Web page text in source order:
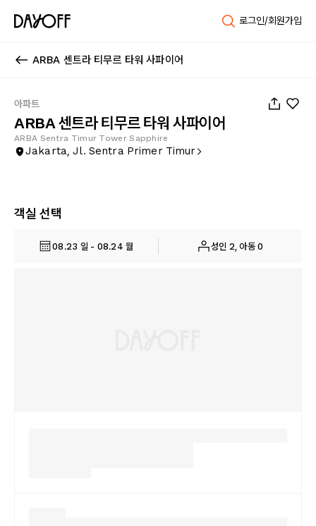
로그인/회원가입
ARBA 센트라 티무르 타워 사파이어
아파트
ARBA 센트라 티무르 타워 사파이어
ARBA Sentra Timur Tower Sapphire
Jakarta, Jl. Sentra Primer Timur
객실 선택
08.23 일 - 08.24 월 성인 2, 아동 0